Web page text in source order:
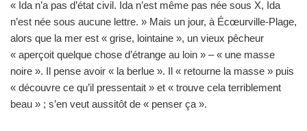
« Ida n’a pas d’état civil. Ida n’est même pas née sous X, Ida
n’est née sous aucune lettre. » Mais un jour, à Écœurville-Plage,
alors que la mer est « grise, lointaine », un vieux pêcheur
« aperçoit quelque chose d’étrange au loin » – « une masse
noire ». Il pense avoir « la berlue ». Il « retourne la masse » puis
« découvre ce qu’il pressentait » et « trouve cela terriblement
beau » ; s’en veut aussitôt de « penser ça ».